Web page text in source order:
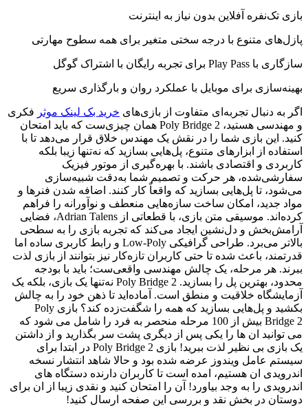
بازی تک‌نفره آفلاین بدون نیاز به اینترنت
پازل‌های متنوع با درجه سختی متغیر برای همه سطوح مهارتی
سازگاری با Play Pass برای تجربه رایگان با اشتراک گوگل
بهینه‌سازی برای موبایل با عملکرد روان و بارگذاری سریع
اگر به دنبال تجربه‌ای متفاوت از بازی‌های خرید بک لینک موثر فکری
و مهندسی هستید، Poly Bridge 2 همان چیزی‌ست که باید امتحان
کنید. این بازی شما را در نقش یک مهندس خلاق قرار می‌دهد تا با
استفاده از ابزارهای متنوع، پل‌هایی بسازید که نه‌تنها زیبا بلکه
کاربردی و اقتصادی باشند. با بهره‌گیری از موتور فیزیک
سفارشی‌شده، هر حرکت و تصمیم شما به‌دقت شبیه‌سازی
می‌شود، تا پل‌هایی بسازید که واقعاً کار کنند. اضافه شدن فنرها و
مواد جدید، امکان ساخت سازه‌هایی منعطف و نوآورانه را فراهم
کرده‌اند. موسیقی متن بازی، با قطعاتی از Adrian Talens، فضایی
آرامش‌بخش و دل‌نشین ایجاد می‌کند که تجربه بازی را به سطحی
بالاتر می‌برد. طراحی گرافیکی Low-Poly و رابط کاربری ساده اما
قدرتمند، باعث شده تا حتی کاربران تازه‌کار نیز بتوانند از بازی لذت
ببرند. هر مرحله، یک چالش مهندسی واقعی‌ست؛ باید با بودجه
محدود، بهترین پل را بسازید. Poly Bridge 2 نه‌تنها یک بازی، بلکه یک
آزمایشگاه خلاقیت و منطق است. آماده‌اید تا ذهن خود را به چالش
بکشید و پل‌هایی بسازید که همه را شگفت‌زده کند؟ بازی Poly
Bridge 2 بیش از 100 مرحله منحصر به فرد را شامل می شود که
می توانید ان ها را یکی پس از دیگری پشت سر بگذارید و از داشتن
یک بازی بی نظیر لذت ببرید! بازی Poly Bridge 2 در ابتدا برای
سیستم عامل ویندوز عرضه شده بود و حالا شاهد انتشار نسخه
اندرویدی ان هستیم، امده است تا کاربران دارنده دستگاه های
اندرویدی را به وجد بیاورد! آن را امتحان کنید و نقدی زیبا از ان برای
دوستان در بخش نقد و بررسی این صفحه ارسال کنید!